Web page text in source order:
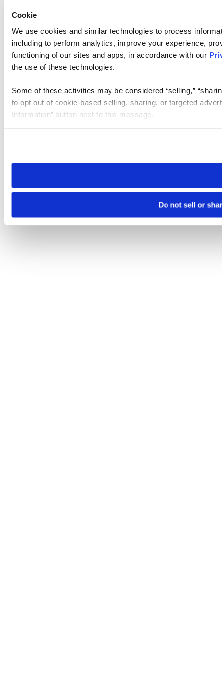
Cookie
We use cookies and similar technologies to process
including to perform analytics, improve your experience,
functioning of our sites and apps, in accordance with our
the use of these technologies.
Some of these activities may be considered “selling,”
to opt out of cookie-based selling, sharing, or targeted
Information” button next to this message.
need to be set again.
Do not sell or